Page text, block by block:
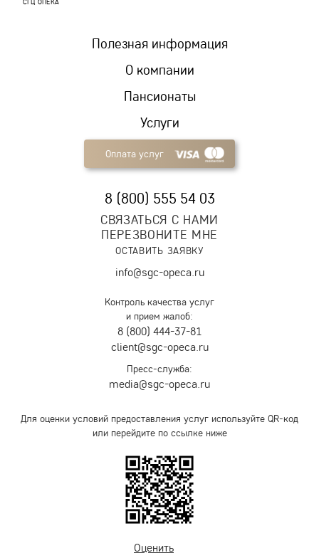
Пансионаты
Услуги
Полезная информация
О компании
Оплата услуг
8 (800) 555 54 03
СВЯЗАТЬСЯ С НАМИ
ПЕРЕЗВОНИТЕ МНЕ
ОСТАВИТЬ ЗАЯВКУ
info@sgc-opeca.ru
Контроль качества услуг
и прием жалоб:
8 (800) 444-37-81
client@sgc-opeca.ru
Пресс-служба:
media@sgc-opeca.ru
Для оценки условий предоставления услуг используйте QR-код
или перейдите по ссылке ниже
Оценить